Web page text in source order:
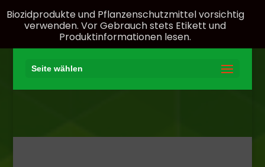
Seite wählen
Biozidprodukte und Pflanzenschutzmittel vorsichtig
verwenden. Vor Gebrauch stets Etikett und
Produktinformationen lesen.